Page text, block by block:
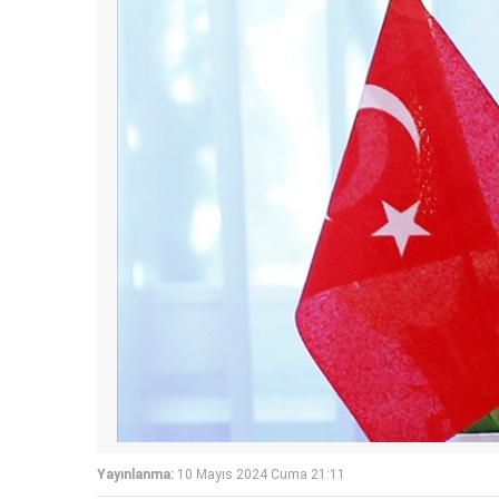
Yayınlanma: 10 Mayıs 2024 Cuma 21:11